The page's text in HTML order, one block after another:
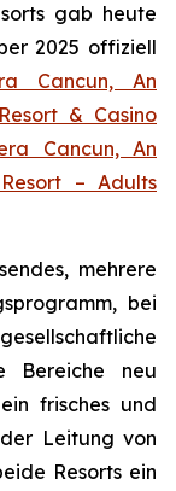
gab heute
2025 offiziell
Cancun, An
& Casino
Cancun, An
– Adults
mehrere
bei
Bereiche neu
frisches und
Leitung von
Resorts ein